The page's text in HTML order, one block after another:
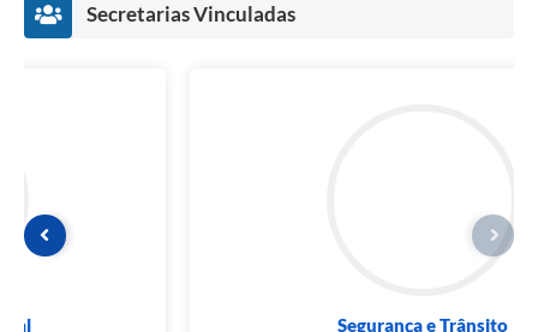
Secretarias Vinculadas
Segurança e Trânsito